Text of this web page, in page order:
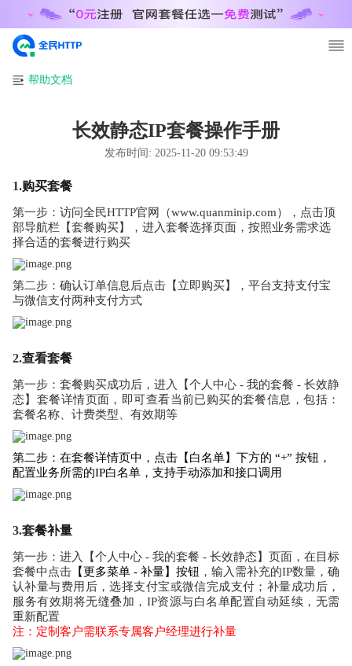
帮助文档
长效静态IP套餐操作手册
发布时间: 2025-11-20 09:53:49
1.购买套餐
第一步：访问全民HTTP官网（www.quanminip.com），点击顶
部导航栏【套餐购买】，进入套餐选择页面，按照业务需求选
择合适的套餐进行购买
第二步：确认订单信息后点击【立即购买】，平台支持支付宝
与微信支付两种支付方式
2.查看套餐
第一步：套餐购买成功后，进入【个人中心 - 我的套餐 - 长效静
态】套餐详情页面，即可查看当前已购买的套餐信息，包括：
套餐名称、计费类型、有效期等
第二步：在套餐详情页中，点击【白名单】下方的 “+” 按钮，
配置业务所需的IP白名单，支持手动添加和接口调用
3.套餐补量
第一步：进入【个人中心 - 我的套餐 - 长效静态】页面，在目标
套餐中点击 【更多菜单 - 补量】按钮 ，输入需补充的IP数量，确
认补量与费用后，选择支付宝或微信完成支付；补量成功后，
服务有效期将无缝叠加，IP资源与白名单配置自动延续，无需
重新配置
注：定制客户需联系专属客户经理进行补量